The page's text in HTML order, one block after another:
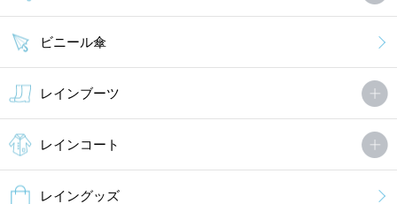
ビニール傘
レインブーツ
レインコート
レイングッズ